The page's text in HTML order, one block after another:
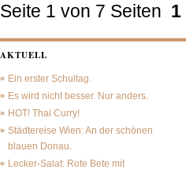
Seite 1 von 7 Seiten 1
AKTUELL
Ein erster Schultag.
Es wird nicht besser. Nur anders.
HOT! Thai Curry!
Städtereise Wien: An der schönen
blauen Donau.
Lecker-Salat: Rote Bete mit